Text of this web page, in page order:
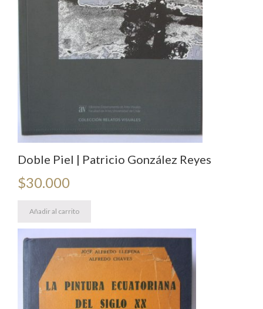
Doble Piel | Patricio González Reyes
$30.000
Añadir al carrito